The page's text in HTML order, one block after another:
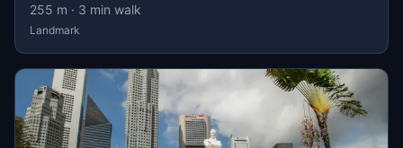
255 m · 3 min walk
Landmark